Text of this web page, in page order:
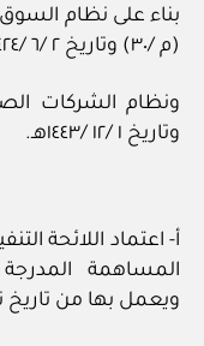
بناء على نظام السوق
(م /٣٠) وتاريخ ٢ /٦ /١٤٢٤هـ،
وتاريخ ١ /١٢ /١٤٤٣هـ.
أ- اعتماد اللائحة
المساهمة
ويعمل بها من تاريخ